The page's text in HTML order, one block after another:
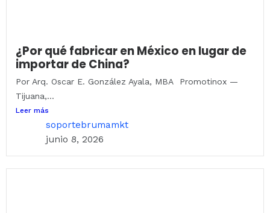
¿Por qué fabricar en México en lugar de
importar de China?
Por Arq. Oscar E. González Ayala, MBA Promotinox —
Tijuana,...
Leer más
soportebrumamkt
junio 8, 2026